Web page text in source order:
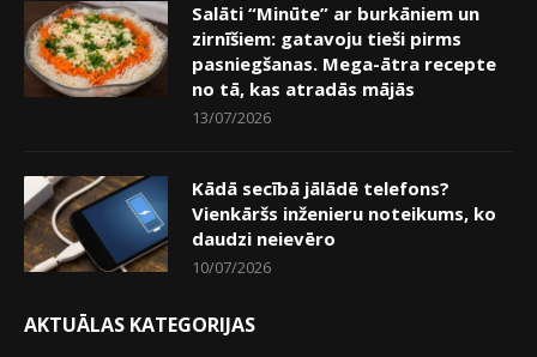
Salāti “Minūte” ar burkāniem un
zirnīšiem: gatavoju tieši pirms
pasniegšanas. Mega-ātra recepte
no tā, kas atradās mājās
13/07/2026
Kādā secībā jālādē telefons?
Vienkāršs inženieru noteikums, ko
daudzi neievēro
10/07/2026
AKTUĀLAS KATEGORIJAS